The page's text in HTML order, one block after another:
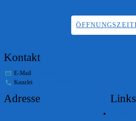
Kontakt
E-Mail
Kanzlei
Adresse Links